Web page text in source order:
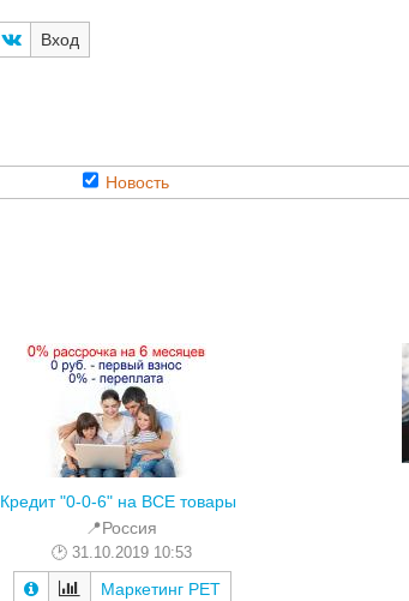
Вход
Новость
Кредит "0-0-6" на ВСЕ товары
📍Россия
31.10.2019 10:53
Маркетинг РЕТ